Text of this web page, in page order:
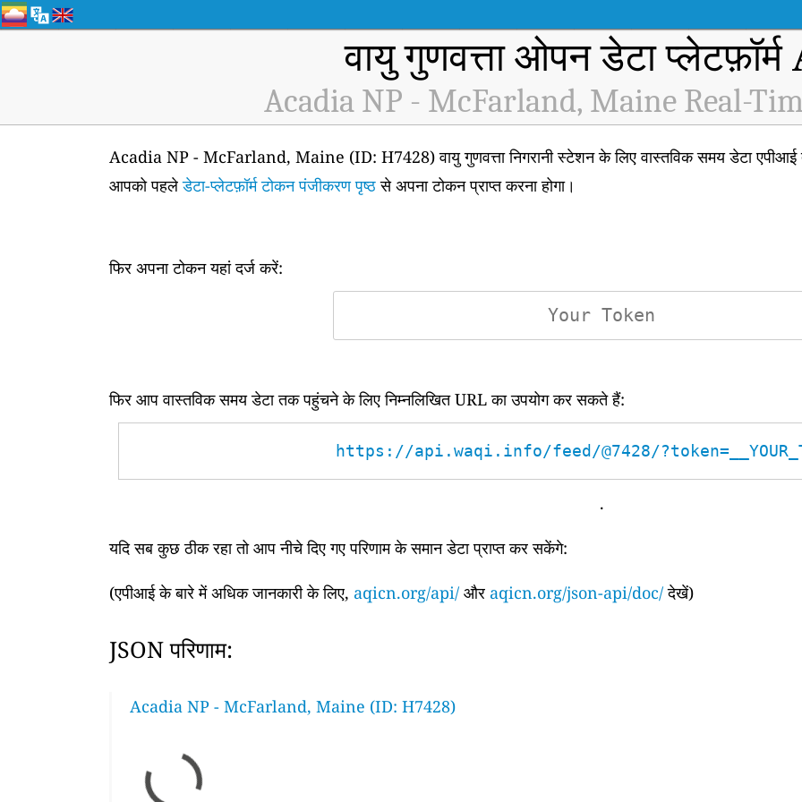
वायु गुणवत्ता ओपन डेटा
Acadia NP - McFarland, Maine Real-
Acadia NP - McFarland, Maine (ID: H7428) वायु गुणवत्ता निगरानी स्टेशन के लिए वास्तविक समय डेटा एपीआई
आपको पहलेडेटा-प्लेटफ़ॉर्म टोकन पंजीकरण पृष्ठसे अपना टोकन प्राप्त करना होगा।
फिर अपना टोकन यहां दर्ज करें:
फिर आप वास्तविक समय डेटा तक पहुंचने के लिए निम्नलिखित URL का उपयोग कर सकते हैं:
https://api.waqi.info/feed/@7428/
.
यदि सब कुछ ठीक रहा तो आप नीचे दिए गए परिणाम के समान डेटा प्राप्त कर सकेंगे:
(एपीआई के बारे में अधिक जानकारी के लिए, aqicn.org/api/ और aqicn.org/json-api/doc/देखें)
JSON परिणाम:
Acadia NP - McFarland, Maine (ID: H7428)